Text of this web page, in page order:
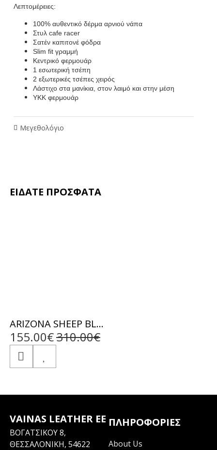
Λεπτομέρειες:
100% αυθεντικό δέρμα αρνιού νάπα
Στυλ cafe racer
Σατέν καπιτονέ φόδρα
Slim fit γραμμή
Κεντρικό φερμουάρ
1 εσωτερική τσέπη
2 εξωτερικές τσέπες χειρός
Λάστιχο στα μανίκια, στον λαιμό και στην μέση
ΥΚΚ φερμουάρ
Μεγεθολόγιο
ΕΙΔΑΤΕ ΠΡΟΣΦΑΤΑ
ARIZONA SHEEP BLACK - ΑΥΘΕΝΤΙΚΟ ΑΝΤΡΙΚΟ ΜΑΥΡΟ ΔΕΡΜΑΤΙΝΟ ΜΠΟΥΦΑΝ
155.00€310.00€
VAINAS LEATHER EE
ΒΟΓΑΤΣΙΚΟΥ 8,
ΘΕΣΣΑΛΟΝΙΚΗ, 54622
ΠΛΗΡΟΦΟΡΊΕΣ
About Us